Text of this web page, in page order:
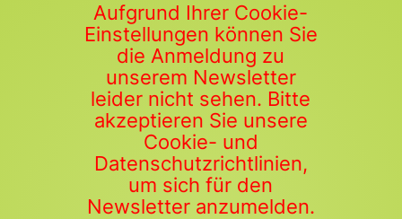
Aufgrund Ihrer Cookie-
Einstellungen können Sie
die Anmeldung zu
unserem Newsletter
leider nicht sehen. Bitte
akzeptieren Sie unsere
Cookie- und
Datenschutzrichtlinien,
um sich für den
Newsletter anzumelden.